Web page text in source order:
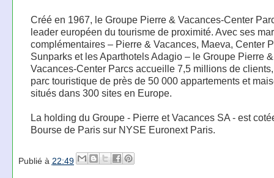
Créé en 1967, le Groupe Pierre & Vacances-Center
leader européen du tourisme de proximité. Avec ses
complémentaires – Pierre & Vacances, Maeva, Center
Sunparks et les Aparthotels Adagio – le Groupe Pierre &
Vacances-Center Parcs accueille 7,5 millions de
parc touristique de près de 50 000 appartements et
situés dans 300 sites en Europe.
La holding du Groupe - Pierre et Vacances SA - est
Bourse de Paris sur NYSE Euronext Paris.
Publié à 22:49